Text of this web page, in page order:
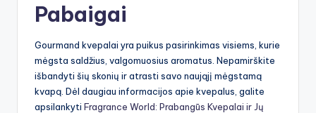
Pabaigai
Gourmand kvepalai yra puikus pasirinkimas visiems, kurie
mėgsta saldžius, valgomuosius aromatus. Nepamirškite
išbandyti šių skonių ir atrasti savo naująjį mėgstamą
kvapą. Dėl daugiau informacijos apie kvepalus, galite
apsilankyti Fragrance World: Prabangūs Kvepalai ir Jų